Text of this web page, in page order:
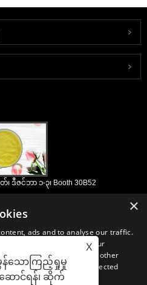
၊ ဒီဇင်ဘာ ၁-၃၊ Booth 30B52
ြုံနှင့်ငါတို့အလွန်ကောင်းစွာထူထောင်ရှိရာ
ဓိက manufacturering အဆောက်အ ဦ
က်ခြင်းနှင့်အလုပ်လုပ်အစားအစာ &
မရှိမဖြစ်လိုအပ်သောပါဝင်ပစ္စည်းများ
း။ အရင်းအမြစ်ရှာဖွေခြင်းတွင်ကျွန်ုပ်
းသည်ကမ္ဘာတစ်ဝှမ်းရှိကျွန်ုပ်
ားကိုအကျိုးပြုသည်။
X
န်သောကြည့်ရှုမှု
ာင်ရန်၊ ဆိုက်
×
ads and to analyse our traffic.
your use of our site with our
who may combine it with other
to them or that they’ve collected